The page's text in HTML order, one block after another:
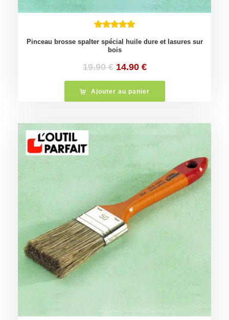
Pinceau brosse spalter spécial huile dure et lasures sur
bois
19.90€ Le
initial
14.90 €Le
actuel
est :
Ajouter au panier